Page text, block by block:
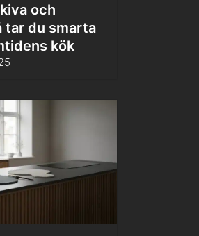
och
tar du smarta
kök